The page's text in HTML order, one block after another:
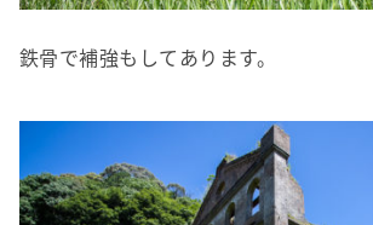
鉄骨で補強もしてあります。